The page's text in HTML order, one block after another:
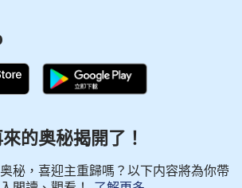
的奥秘揭開了！
秘，喜迎主重歸嗎？以下内容將為你帶